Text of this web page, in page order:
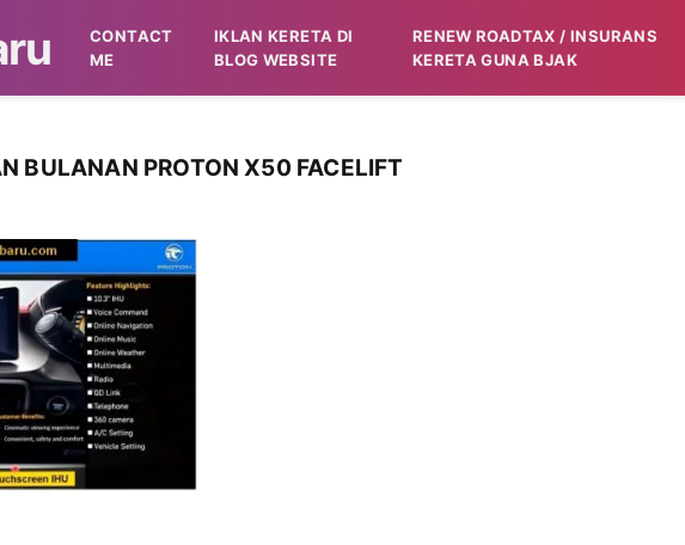
CONTACT
ME
IKLAN KERETA DI
BLOG WEBSITE
RENEW ROADTAX / INSURANS
KERETA GUNA BJAK
BULANAN PROTON X50 FACELIFT